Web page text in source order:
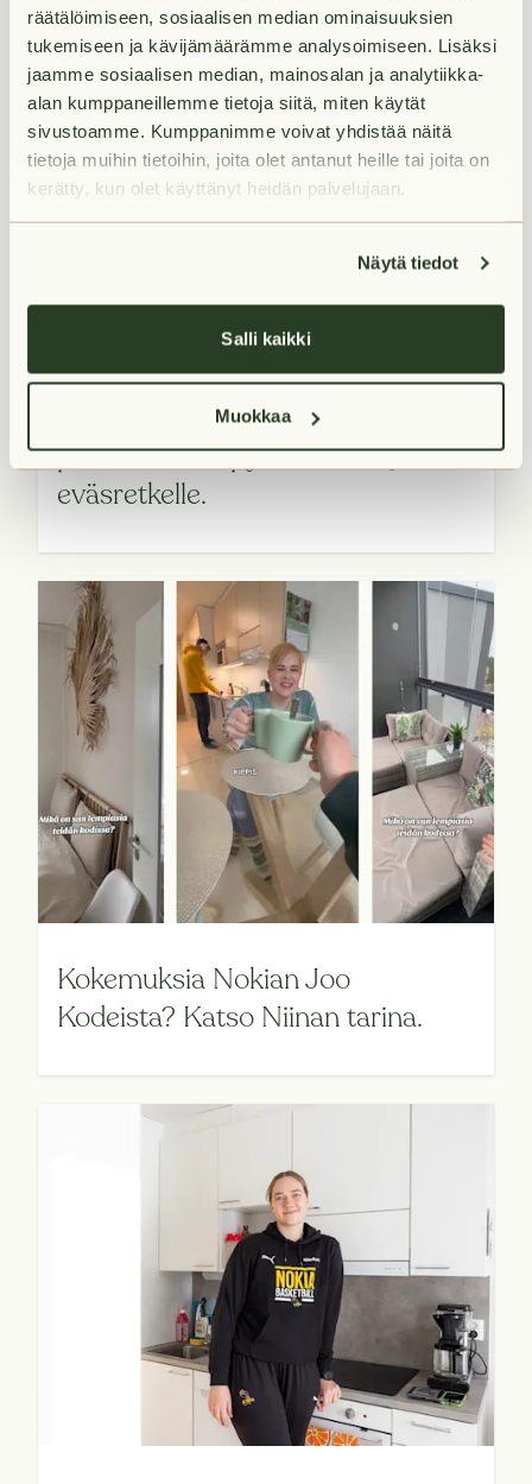
räätälöimiseen, sosiaalisen median ominaisuuksien
tukemiseen ja kävijämäärämme analysoimiseen. Lisäksi
jaamme sosiaalisen median, mainosalan ja analytiikka-
alan kumppaneillemme tietoja siitä, miten käytät
sivustoamme. Kumppanimme voivat yhdistää näitä
tietoja muihin tietoihin, joita olet antanut heille tai joita on
kerätty, kun olet käyttänyt heidän palvelujaan.
Näytä tiedot
Salli kaikki
Muokkaa
Jos asut Nokialla, metsät ja järvet
eivät ole koskaan kaukana
kotiovelta. Nappaa talteen
parhaat vinkit pyörälenkille ja
eväsretkelle.
Kokemuksia Nokian Joo
Kodeista? Katso Niinan tarina.